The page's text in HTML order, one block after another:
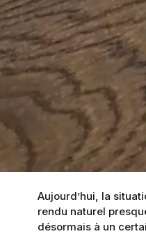
Aujourd’hui, la
rendu naturel
désormais à un